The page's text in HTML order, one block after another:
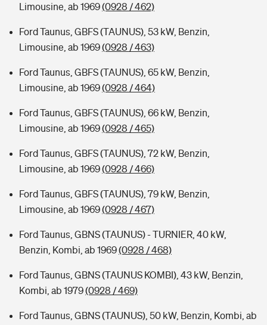
Limousine, ab 1969(0928 / 462)
Ford Taunus, GBFS (TAUNUS), 53 kW, Benzin,
Limousine, ab 1969(0928 / 463)
Ford Taunus, GBFS (TAUNUS), 65 kW, Benzin,
Limousine, ab 1969(0928 / 464)
Ford Taunus, GBFS (TAUNUS), 66 kW, Benzin,
Limousine, ab 1969(0928 / 465)
Ford Taunus, GBFS (TAUNUS), 72 kW, Benzin,
Limousine, ab 1969(0928 / 466)
Ford Taunus, GBFS (TAUNUS), 79 kW, Benzin,
Limousine, ab 1969(0928 / 467)
Ford Taunus, GBNS (TAUNUS) - TURNIER, 40 kW,
Benzin, Kombi, ab 1969(0928 / 468)
Ford Taunus, GBNS (TAUNUS KOMBI), 43 kW, Benzin,
Kombi, ab 1979(0928 / 469)
Ford Taunus, GBNS (TAUNUS), 50 kW, Benzin, Kombi, ab